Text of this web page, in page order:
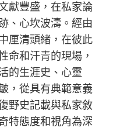
獻豐盛，在私家論
、心坎波濤。經由
厘清頭緒，在彼此
命和汗青的現場，
的生涯史、心靈
，從具有典範意義
野史記載與私家敘
特態度和視角為深